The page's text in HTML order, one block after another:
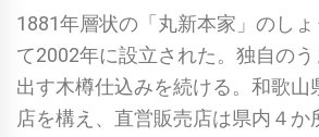
1881年層状の「丸新本家」のし
て2002年に設立された。独自の
出す木樽仕込みを続ける。和歌山
店を構え、直営販売店は県内４か